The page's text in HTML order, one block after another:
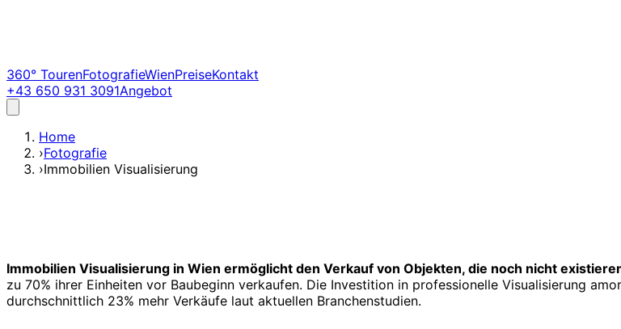
360° TourenFotografieWienPreiseKontakt
+43 650 931 3091Angebot
Home
›Fotografie
›Immobilien Visualisierung
Immobilien Visualisierung in Wien ermöglicht den Verkauf von Objekten, die noch nicht
zu 70% ihrer Einheiten vor Baubeginn verkaufen. Die Investition in professionelle Visualisierung
durchschnittlich 23% mehr Verkäufe laut aktuellen Branchenstudien.